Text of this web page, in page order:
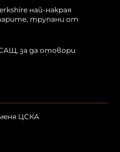
най-накрая
трупани от
за да отовори
ЦСКА